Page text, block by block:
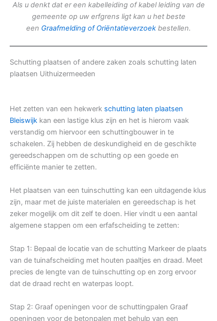
Als u denkt dat er een kabelleiding of kabel leiding van de
gemeente op uw erfgrens ligt kan u het beste
een Graafmelding of Oriëntatieverzoek bestellen.
Schutting plaatsen of andere zaken zoals schutting laten
plaatsen Uithuizermeeden
Het zetten van een hekwerk schutting laten plaatsen
Bleiswijk kan een lastige klus zijn en het is hierom vaak
verstandig om hiervoor een schuttingbouwer in te
schakelen. Zij hebben de deskundigheid en de geschikte
gereedschappen om de schutting op een goede en
efficiënte manier te zetten.
Het plaatsen van een tuinschutting kan een uitdagende klus
zijn, maar met de juiste materialen en gereedschap is het
zeker mogelijk om dit zelf te doen. Hier vindt u een aantal
algemene stappen om een erfafscheiding te zetten:
Stap 1: Bepaal de locatie van de schutting Markeer de plaats
van de tuinafscheiding met houten paaltjes en draad. Meet
precies de lengte van de tuinschutting op en zorg ervoor
dat de draad recht en waterpas loopt.
Stap 2: Graaf openingen voor de schuttingpalen Graaf
openingen voor de betonpalen met behulp van een